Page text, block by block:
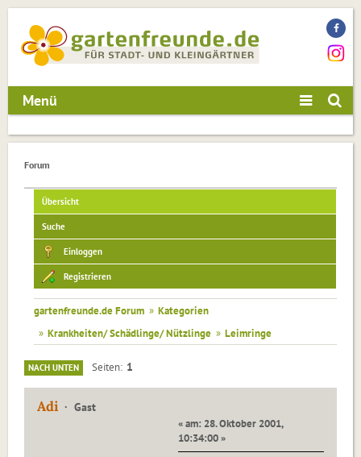
Menü
Forum
Übersicht
Suche
Einloggen
Registrieren
gartenfreunde.de Forum » Kategorien
» Krankheiten/ Schädlinge/ Nützlinge » Leimringe
NACH UNTEN Seiten 1
Adi Gast
« am: 28. Oktober 2001,
10:34:00 »